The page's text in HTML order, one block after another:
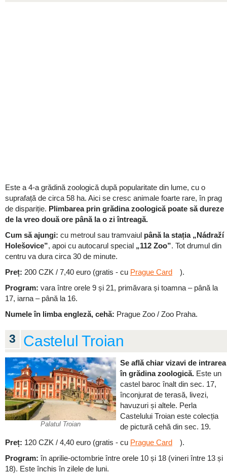
Este a 4-a grădină zoologică după popularitate din lume, cu o
suprafață de circa 58 ha. Aici se cresc animale foarte rare, în prag
de dispariție. Plimbarea prin grădina zoologică poate să dureze
de la vreo două ore până la o zi întreagă.
Cum să ajungi: cu metroul sau tramvaiul până la stația „Nádraží
Holešovice”, apoi cu autocarul special „112 Zoo”. Tot drumul din
centru va dura circa 30 de minute.
Preț: 200 CZK / 7,40 euro (gratis - cu Prague Card
).
Program: vara între orele 9 și 21, primăvara și toamna – până la
17, iarna – până la 16.
Numele în limba engleză, cehă: Prague Zoo / Zoo Praha.
3 Castelul Troian
Palatul Troian
Se află chiar vizavi de intrarea
în grădina zoologică. Este un
castel baroc înalt din sec. 17,
înconjurat de terasă, livezi,
havuzuri și altele. Perla
Castelului Troian este colecția
de pictură cehă din sec. 19.
Preț: 120 CZK / 4,40 euro (gratis - cu Prague Card
).
Program: în aprilie-octombrie între orele 10 și 18 (vineri între 13 și
18). Este închis în zilele de luni.